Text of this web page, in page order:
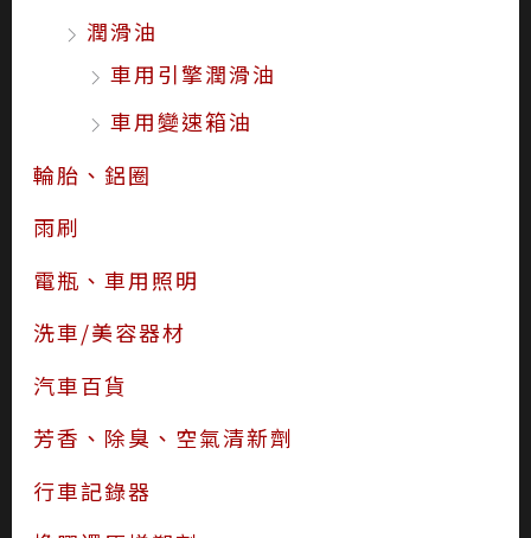
潤滑油
車用引擎潤滑油
車用變速箱油
輪胎、鋁圈
雨刷
電瓶、車用照明
洗車/美容器材
汽車百貨
芳香、除臭、空氣清新劑
行車記錄器